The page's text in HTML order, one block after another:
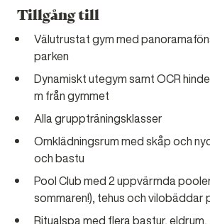
Tillgång till
Välutrustat gym med
parken
Dynamiskt utegym samt OCR
m från gymmet
Alla gruppträningsklasser
Omklädningsrum med skåp och
och bastu
Pool Club med 2 uppvärmda
sommaren!), tehus och vilobäddar
Ritualspa med flera bastur,